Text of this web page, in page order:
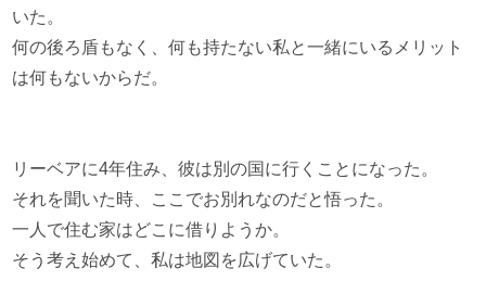
いた。
何の後ろ盾もなく、何も持たない私と一緒にいるメリット
は何もないからだ。
リーベアに4年住み、彼は別の国に行くことになった。
それを聞いた時、ここでお別れなのだと悟った。
一人で住む家はどこに借りようか。
そう考え始めて、私は地図を広げていた。